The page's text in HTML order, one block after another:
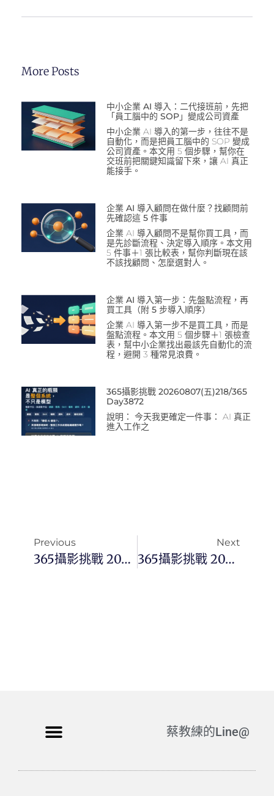
More Posts
中小企業 AI 導入：二代接班前，先把
「員工腦中的 SOP」變成公司資產
中小企業 AI 導入的第一步，往往不是
自動化，而是把員工腦中的 SOP 變成
公司資產。本文用 5 個步驟，幫你在
交班前把關鍵知識留下來，讓 AI 真正
能接手。
企業 AI 導入顧問在做什麼？找顧問前
先確認這 5 件事
企業 AI 導入顧問不是幫你買工具，而
是先診斷流程、決定導入順序。本文用
5 件事＋1 張比較表，幫你判斷現在該
不該找顧問、怎麼選對人。
企業 AI 導入第一步：先盤點流程，再
買工具（附 5 步導入順序）
企業 AI 導入第一步不是買工具，而是
盤點流程。本文用 5 個步驟＋1 張檢查
表，幫中小企業找出最該先自動化的流
程，避開 3 種常見浪費。
365攝影挑戰 20260807(五)218/365
Day3872
說明： 今天我更確定一件事： AI 真正
進入工作之
Previous
365攝影挑戰 20241215(日)350/366 Day3253
Next
365攝影挑戰 20241217(二)352/366 Day3255
蔡教練的Line@